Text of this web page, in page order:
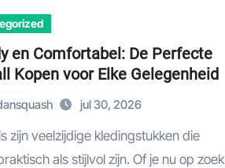
en Comfortabel: De Perfecte
Kopen voor Elke Gelegenheid
jul 30, 2026
als stijlvol zijn. Of je nu op zoek